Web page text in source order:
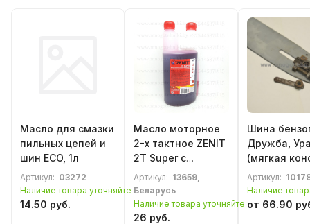
Масло для смазки
пильных цепей и
шин ECO, 1л
Артикул: 03272
Наличие товара уточняйте
14.50 руб.
Масло моторное
2-х тактное ZENIT
2T Super с
дозатором,
полусинтетика 1л
Артикул: 13659,
Беларусь
Наличие товара уточняйте
26 руб.
Шина
Дружба,
(мягкая
15, для цепи
ПЦП-15М
Артикул:
Наличие
от 66.90